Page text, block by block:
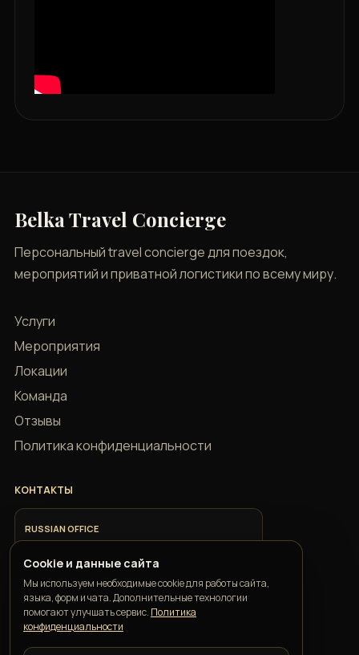
Belka Travel Concierge
Персональный travel concierge для поездок,
мероприятий и приватной логистики по всему миру.
Услуги
Мероприятия
Локации
Команда
Отзывы
Политика конфиденциальности
КОНТАКТЫ
RUSSIAN OFFICE
+7 918 685 9883
ITALIAN OFFICE
+39 351 352 1163
Cookie и данные сайта
Мы используем необходимые cookie для работы сайта,
языка, форм и чата. Дополнительные технологии
помогают улучшать сервис. Политика
конфиденциальности